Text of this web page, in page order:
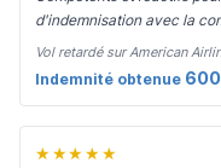
d'indemnisation avec la
Vol retardé sur American
Indemnité obtenue
★★★★★